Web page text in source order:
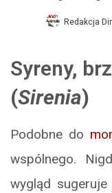
Redakcja
Syreny,
(Sirenia)
Podobne do
wspólnego.
wygląd